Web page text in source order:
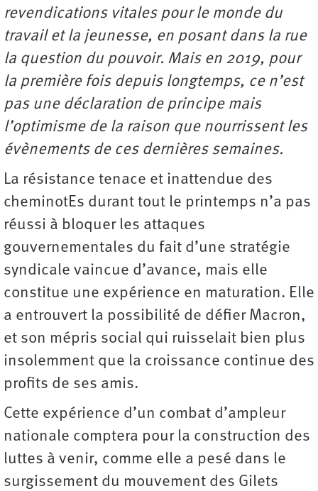
revendications vitales pour le monde du
travail et la jeunesse, en posant dans la rue
la question du pouvoir. Mais en 2019, pour
la première fois depuis longtemps, ce n’est
pas une déclaration de principe mais
l’optimisme de la raison que nourrissent les
évènements de ces dernières semaines.
La résistance tenace et inattendue des
cheminotEs durant tout le printemps n’a pas
réussi à bloquer les attaques
gouvernementales du fait d’une stratégie
syndicale vaincue d’avance, mais elle
constitue une expérience en maturation. Elle
a entrouvert la possibilité de défier Macron,
et son mépris social qui ruisselait bien plus
insolemment que la croissance continue des
profits de ses amis.
Cette expérience d’un combat d’ampleur
nationale comptera pour la construction des
luttes à venir, comme elle a pesé dans le
surgissement du mouvement des Gilets